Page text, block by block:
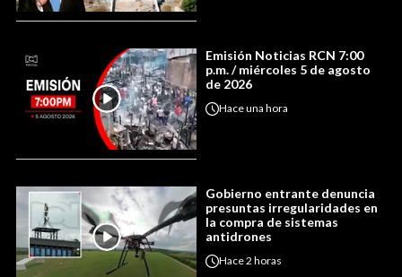
Emisión Noticias RCN 7:00
p.m. / miércoles 5 de agosto
de 2026
Haceuna hora
Gobierno entrante denuncia
presuntas irregularidades en
la compra de sistemas
antidrones
Hace2 horas